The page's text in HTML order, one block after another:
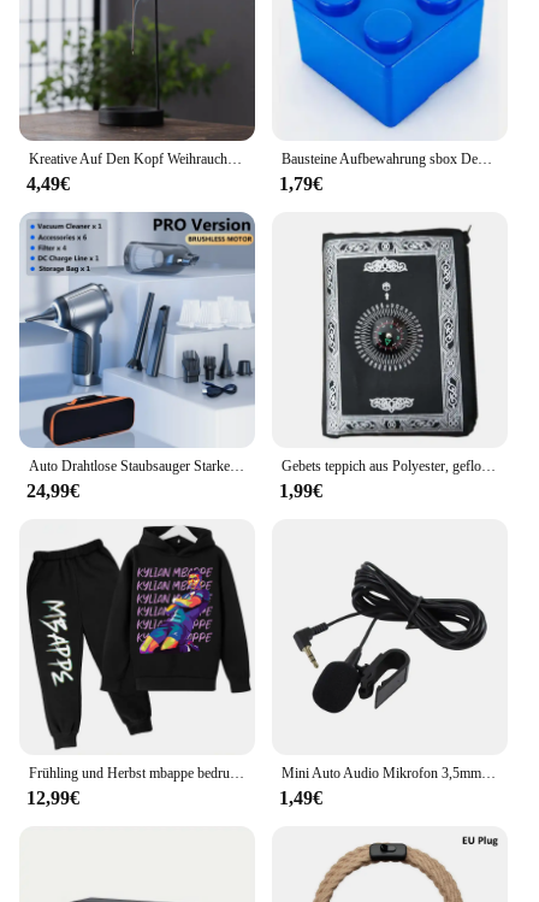
4,49€
Bausteine Aufbewahrung sbox Desktop Make-up Kosmetik box platzsparende Büro Aufbewahrung sbox für Schmuck Kleinigkeiten Stift
1,79€
24,99€
Gebets teppich aus Polyester, geflochtene Matten, einfach mit Kompass bedruckt, Reisetasche, neue Art, Matte, Decke 100x60cm
1,99€
12,99€
Mini Auto Audio Mikrofon 3,5mm Clip Jack Stecker Mic Stereo Profis Wired Externe Mikrofon Für Auto DVD Radio 3m Lange
1,49€